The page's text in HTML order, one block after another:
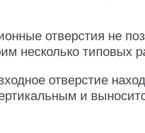
отверстия не
несколько типовых
отверстие
и